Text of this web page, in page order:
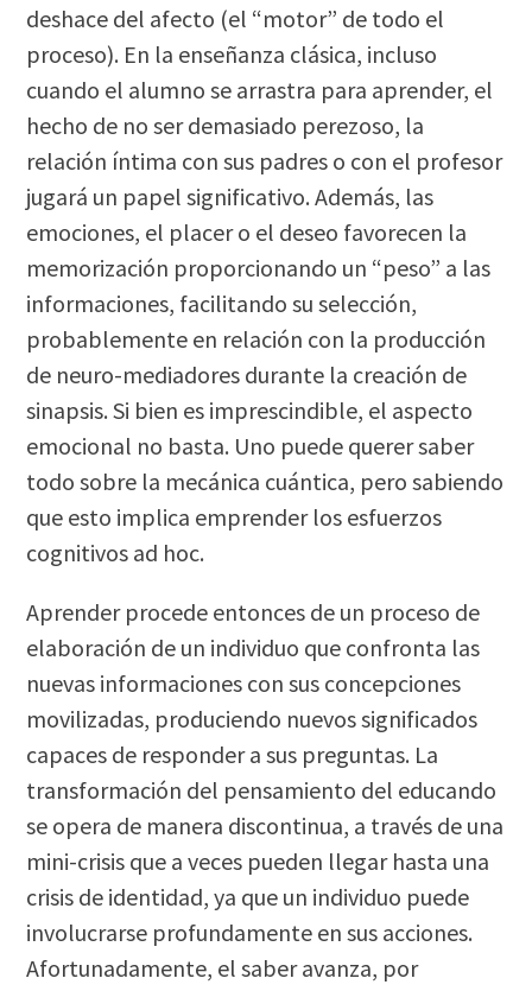
deshace del afecto (el “motor” de todo el
proceso). En la enseñanza clásica, incluso
cuando el alumno se arrastra para aprender, el
hecho de no ser demasiado perezoso, la
relación íntima con sus padres o con el profesor
jugará un papel significativo. Además, las
emociones, el placer o el deseo favorecen la
memorización proporcionando un “peso” a las
informaciones, facilitando su selección,
probablemente en relación con la producción
de neuro-mediadores durante la creación de
sinapsis. Si bien es imprescindible, el aspecto
emocional no basta. Uno puede querer saber
todo sobre la mecánica cuántica, pero sabiendo
que esto implica emprender los esfuerzos
cognitivos ad hoc.
Aprender procede entonces de un proceso de
elaboración de un individuo que confronta las
nuevas informaciones con sus concepciones
movilizadas, produciendo nuevos significados
capaces de responder a sus preguntas. La
transformación del pensamiento del educando
se opera de manera discontinua, a través de una
mini-crisis que a veces pueden llegar hasta una
crisis de identidad, ya que un individuo puede
involucrarse profundamente en sus acciones.
Afortunadamente, el saber avanza, por